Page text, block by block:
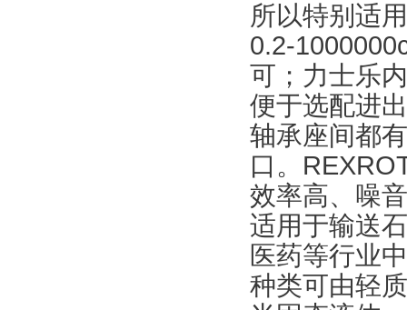
所以特别适
0.2-
可；力士乐
便于选配进
轴承座间都
口。
效率高、噪
适用于输送
医药等行业
种类可由轻